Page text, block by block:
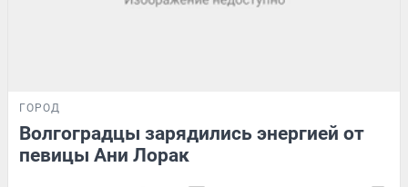
ГОРОД
Волгоградцы зарядились энергией от
певицы Ани Лорак